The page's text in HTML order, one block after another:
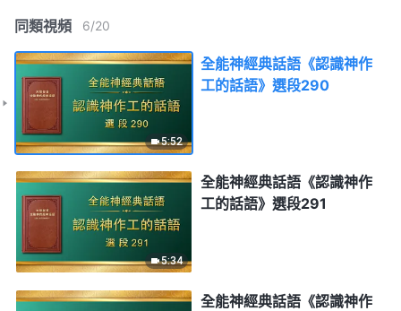
同類視頻 6/20
5:52
全能神經典話語《認識神作
工的話語》選段290
5:34
全能神經典話語《認識神作
工的話語》選段291
全能神經典話語《認識神作